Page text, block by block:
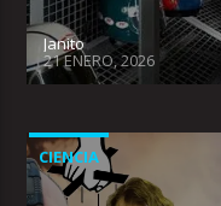
Janito
21 ENERO, 2026
CIENCIA